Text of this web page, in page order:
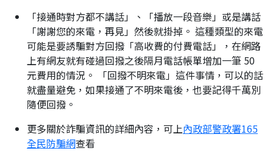
「接通時對方都不講話」、「播放一段音樂」或是講話
「謝謝您的來電，再見」然後就掛掉。 這種類型的來電
可能是要誘騙對方回撥「高收費的付費電話」，在網路
上有網友就有碰過回撥之後隔月電話帳單增加一筆 50
元費用的情況。 「回撥不明來電」這件事情，可以的話
就盡量避免，如果接通了不明來電後，也要記得千萬別
隨便回撥。
更多關於詐騙資訊的詳細內容，可上內政部警政署165
全民防騙網查看